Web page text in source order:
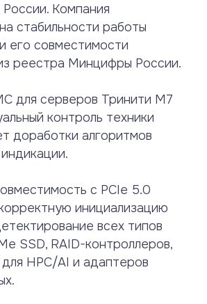
Компания
стабильности работы
его совместимости
реестра Минцифры России.
для серверов Тринити М7
контроль техники
доработки алгоритмов
с PCIe 5.0
инициализацию
всех типов
SSD, RAID-контроллеров,
HPC/AI и адаптеров